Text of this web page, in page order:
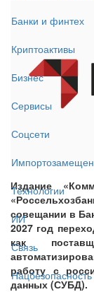
Банки и финтех
Криптоактивы
Бизнес
Сервисы
Соцсети
Технологии
ИИ
Связь
Нацбезопасность
Издание
совещании в
2027 год
как
работу с
данных (СУБД).